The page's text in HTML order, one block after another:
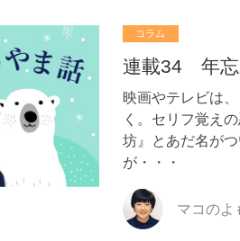
コラム
連載34 年忘
映画やテレビは
く。セリフ覚え
坊』とあだ名が
が・・・
マコのよ